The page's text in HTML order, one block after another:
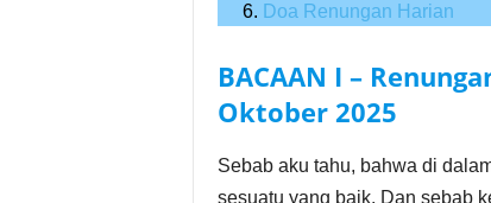
Doa Renungan Harian
BACAAN I –
Oktober 2025
Sebab aku tahu, bahwa di
sesuatu yang baik. Dan sebab